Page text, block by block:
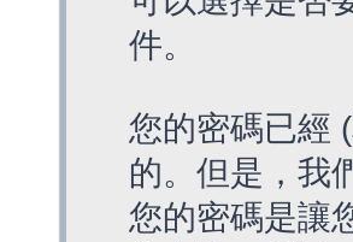
件。
您的密碼已經
的。但是，我
您的密碼是讓